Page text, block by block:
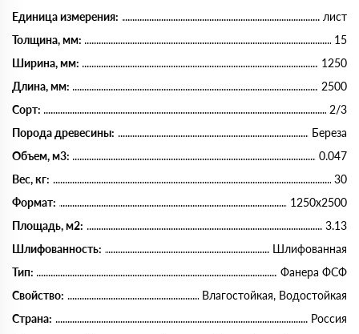
Единица измерения:
лист
Толщина, мм:
15
Ширина, мм:
1250
Длина, мм:
2500
Сорт:
2/3
Порода древесины:
Береза
Объем, м3:
0.047
Вес, кг:
30
Формат:
1250х2500
Площадь, м2:
3.13
Шлифованность:
Шлифованная
Тип:
Фанера ФСФ
Свойство:
Влагостойкая, Водостойкая
Страна:
Россия